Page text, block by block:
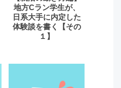
地方Cラン学生が、
日系大手に内定した
体験談を書く【その
１】